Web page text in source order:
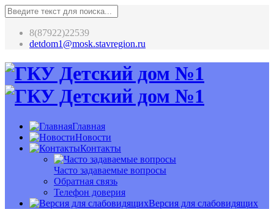
8(87922)22539
detdom1@mosk.stavregion.ru
Главная
Новости
Контакты
Часто задаваемые вопросы
Обратная связь
Телефон доверия
Версия для слабовидящих